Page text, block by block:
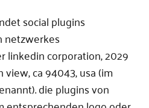
social plugins
netzwerkes
linkedin corporation, 2029
ca 94043, usa (im
die plugins von